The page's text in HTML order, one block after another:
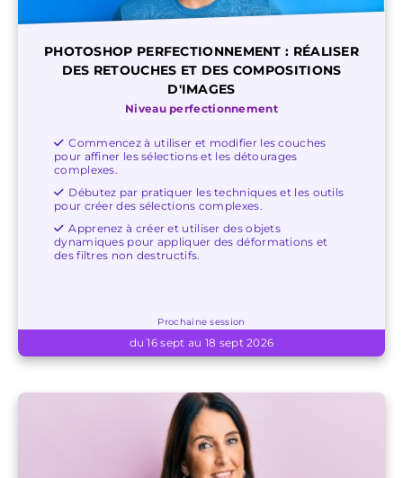
PHOTOSHOP PERFECTIONNEMENT : RÉALISER
DES RETOUCHES ET DES COMPOSITIONS
D'IMAGES
Niveau perfectionnement
Commencez à utiliser et modifier les couches
pour affiner les sélections et les détourages
complexes.
Débutez par pratiquer les techniques et les outils
pour créer des sélections complexes.
Apprenez à créer et utiliser des objets
dynamiques pour appliquer des déformations et
des filtres non destructifs.
Prochaine session
du 16 sept au 18 sept 2026